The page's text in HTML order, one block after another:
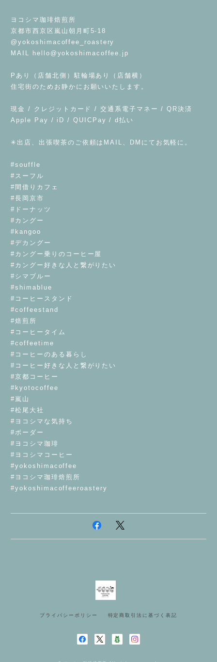
ヨコシマ珈琲焙煎所
京都市西京区嵐山朝月町5-18
@yokoshimacoffee_roastery
MAIL
hello@yokoshimacoffee.jp
Pあり（店舗北側）駐輪場あり（店舗横）
住宅街のためお静かにお願いいたします。
現金 / クレジットカード / 交通系電子マネー / QR決済
Apple Pay / iD / QUICPay / d払い
✳︎出店、出張喫茶のご依頼はMAIL、DMにてお気軽に。
#souffle
#スーフル
#間借りカフェ
#長岡京市
#ドーナッツ
#カングー
#kangoo
#デカングー
#カングー乗りのコーヒー屋
#カングー好きな人と繋がりたい
#シマブルー
#shimablue
#コーヒースタンド
#coffeestand
#焙煎所
#コーヒータイム
#coffeetime
#コーヒーのある暮らし
#コーヒー好きな人と繋がりたい
#京都コーヒー
#kyotocoffee
#嵐山
#松尾大社
#ヨコシマな気持ち
#ボーダー
#ヨコシマ珈琲
#ヨコシマコーヒー
#yokoshimacoffee
#ヨコシマ珈琲焙煎所
#yokoshimacoffeeroastery
プライバシーポリシー 特定商取引法に基づく表記